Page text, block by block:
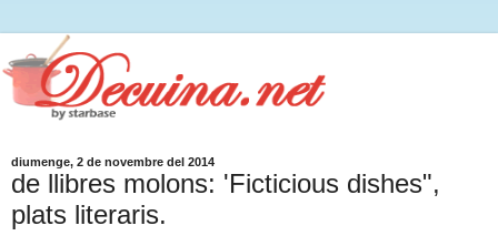
diumenge, 2 de novembre del 2014
de llibres molons: 'Ficticious dishes",
plats literaris.